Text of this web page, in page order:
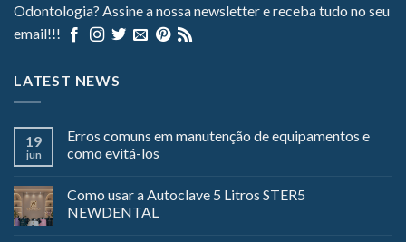
Odontologia? Assine a nossa newsletter e receba tudo no seu
email!!!
LATEST NEWS
19
jun
Erros comuns em manutenção de equipamentos e
como evitá-los
Como usar a Autoclave 5 Litros STER5
NEWDENTAL